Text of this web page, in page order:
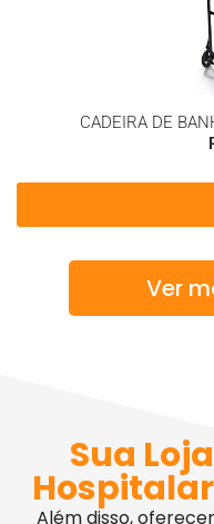
CADEIRA DE
Ver
Sua
Além disso,